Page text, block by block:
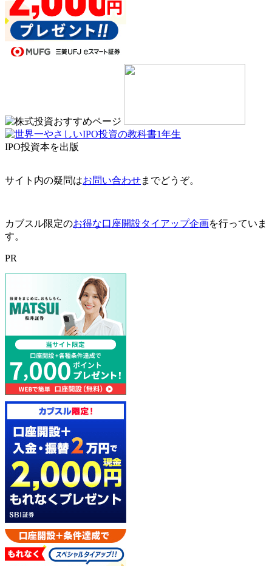
IPO投資本を出版
サイト内の疑問はお問い合わせまでどうぞ。
カブスル限定のお得な口座開設タイアップ企画を行っていま
す。
PR